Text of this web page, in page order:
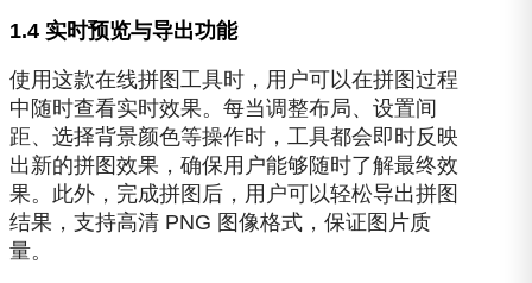
1.4 实时预览与导出功能
使用这款在线拼图工具时，用户可以在拼图过程
中随时查看实时效果。每当调整布局、设置间
距、选择背景颜色等操作时，工具都会即时反映
出新的拼图效果，确保用户能够随时了解最终效
果。此外，完成拼图后，用户可以轻松导出拼图
结果，支持高清 PNG 图像格式，保证图片质
量。